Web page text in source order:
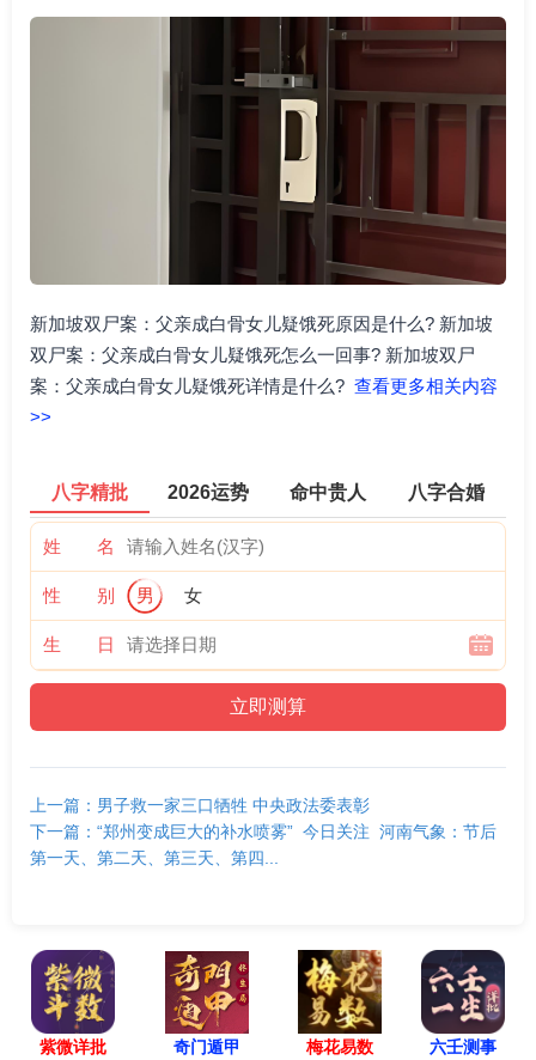
新加坡双尸案：父亲成白骨女儿疑饿死原因是什么? 新加坡
双尸案：父亲成白骨女儿疑饿死怎么一回事? 新加坡双尸
案：父亲成白骨女儿疑饿死详情是什么? 查看更多相关内容
>>
八字精批 2026运势 命中贵人 八字合婚
姓 名
性 别 男 女
生 日
上一篇：男子救一家三口牺牲 中央政法委表彰
下一篇：“郑州变成巨大的补水喷雾” 今日关注 河南气象：节后
第一天、第二天、第三天、第四...
紫微详批 奇门遁甲 梅花易数 六壬测事